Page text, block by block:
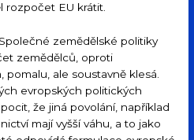
rozpočet EU krátit.
zemědělské politiky
zemědělců, oproti
ale soustavně klesá.
evropských politických
že jiná povolání, například
mají vyšší váhu, a to jako